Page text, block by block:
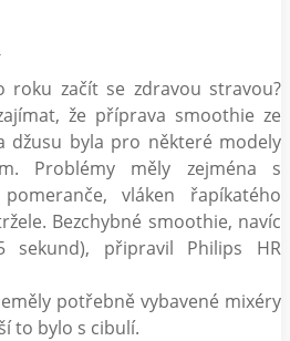
roku začít se zdravou stravou?
že příprava smoothie ze
džusu byla pro některé modely
Problémy měly zejména s
vláken řapíkatého
Bezchybné smoothie, navíc
sekund), připravil Philips HR
potřebně vybavené mixéry
to bylo s cibulí.